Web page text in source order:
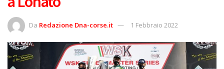
Da Redazione Dna-corse.it 1 Febbraio 2022